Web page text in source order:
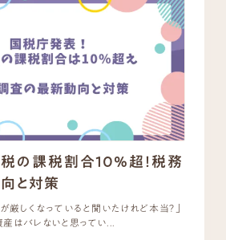
の課税割合10%超！税務
と対策
しくなっていると聞いたけれど本当？」
はバレないと思ってい...